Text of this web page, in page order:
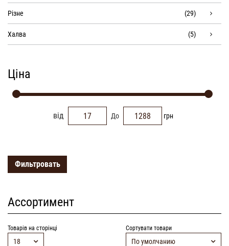
Різне (29)
Халва (5)
Ціна
від До грн
Фильтровать
Ассортимент
Товарів на сторінці
18
Сортувати товари
По умолчанию